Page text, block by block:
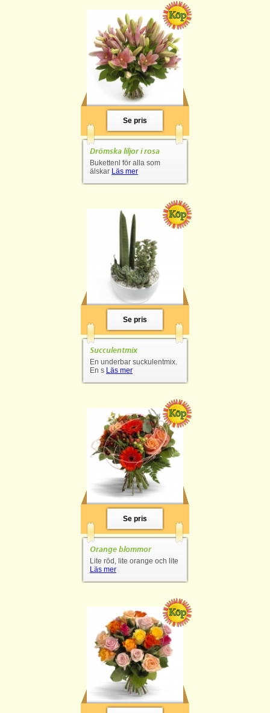
Se pris
Drömska liljor i rosa
Bukettenl för alla som
älskar Läs mer
Se pris
Succulentmix
En underbar suckulentmix.
En s Läs mer
Se pris
Orange blommor
Lite röd, lite orange och lite
Läs mer